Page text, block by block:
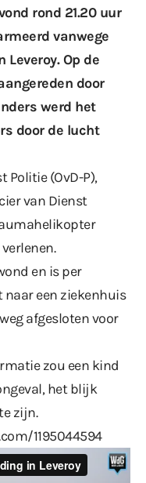
rond 21.20 uur
vanwege
Op de
door
werd het
door de lucht
Politie (OvD-P),
van Dienst
en is per
een ziekenhuis
afgesloten voor
zou een kind
het blijk
zijn.
1195044594